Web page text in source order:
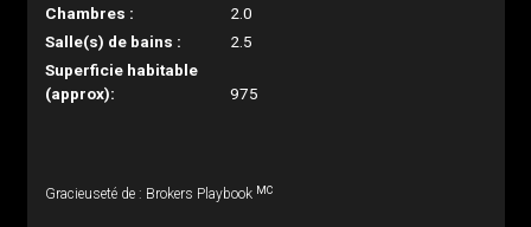
Chambres :
2.0
Salle(s) de bains :
2.5
Superficie habitable
(approx):
975
Gracieuseté de : Brokers Playbook MC